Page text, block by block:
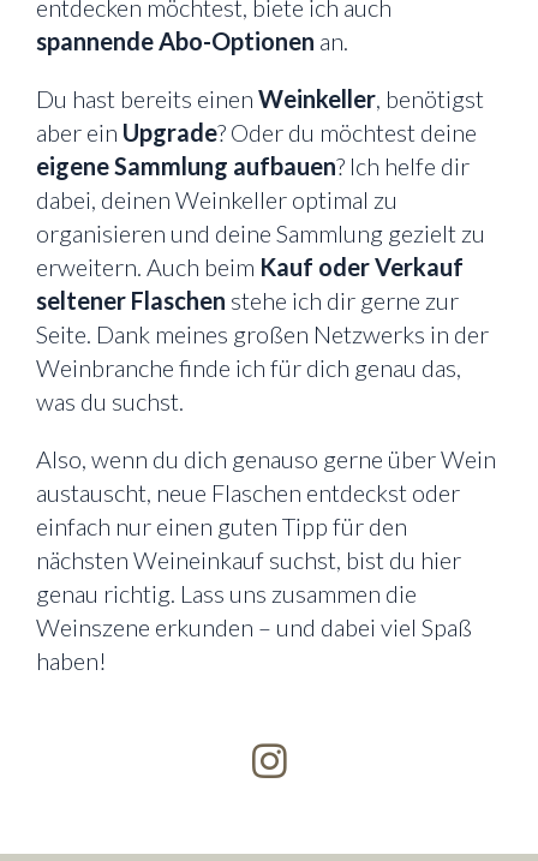
entdecken möchtest, biete ich auch
spannende Abo-Optionen an.
Du hast bereits einen Weinkeller, benötigst
aber ein Upgrade? Oder du möchtest deine
eigene Sammlung aufbauen? Ich helfe dir
dabei, deinen Weinkeller optimal zu
organisieren und deine Sammlung gezielt zu
erweitern. Auch beim Kauf oder Verkauf
seltener Flaschen stehe ich dir gerne zur
Seite. Dank meines großen Netzwerks in der
Weinbranche finde ich für dich genau das,
was du suchst.
Also, wenn du dich genauso gerne über Wein
austauscht, neue Flaschen entdeckst oder
einfach nur einen guten Tipp für den
nächsten Weineinkauf suchst, bist du hier
genau richtig. Lass uns zusammen die
Weinszene erkunden – und dabei viel Spaß
haben!